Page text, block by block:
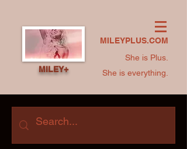
MILEYPLUS.COM
She is Plus.
She is everything.
MILEY+